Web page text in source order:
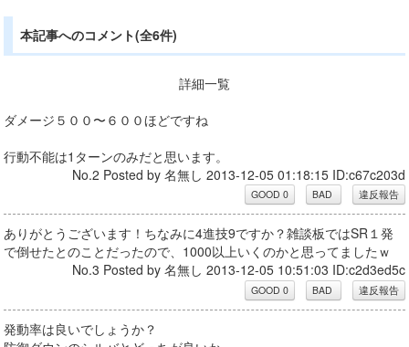
本記事へのコメント(全6件)
詳細一覧
ダメージ５００〜６００ほどですね
行動不能は1ターンのみだと思います。
No.2 Posted by 名無し 2013-12-05 01:18:15 ID:c67c203d
ありがとうございます！ちなみに4進技9ですか？雑談板ではSR１発
で倒せたとのことだったので、1000以上いくのかと思ってましたｗ
No.3 Posted by 名無し 2013-12-05 10:51:03 ID:c2d3ed5c
発動率は良いでしょうか？